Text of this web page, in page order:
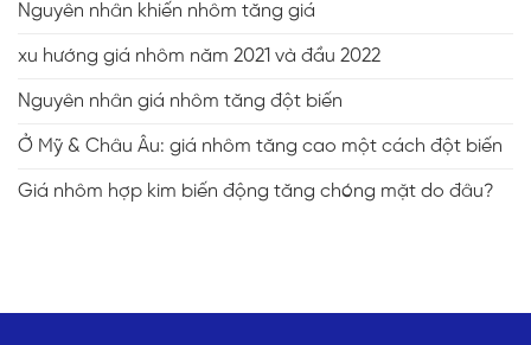
Nguyên nhân khiến nhôm tăng giá
xu hướng giá nhôm năm 2021 và đầu 2022
Nguyên nhân giá nhôm tăng đột biến
Ở Mỹ & Châu Âu: giá nhôm tăng cao một cách đột biến
Giá nhôm hợp kim biến động tăng chóng mặt do đâu?